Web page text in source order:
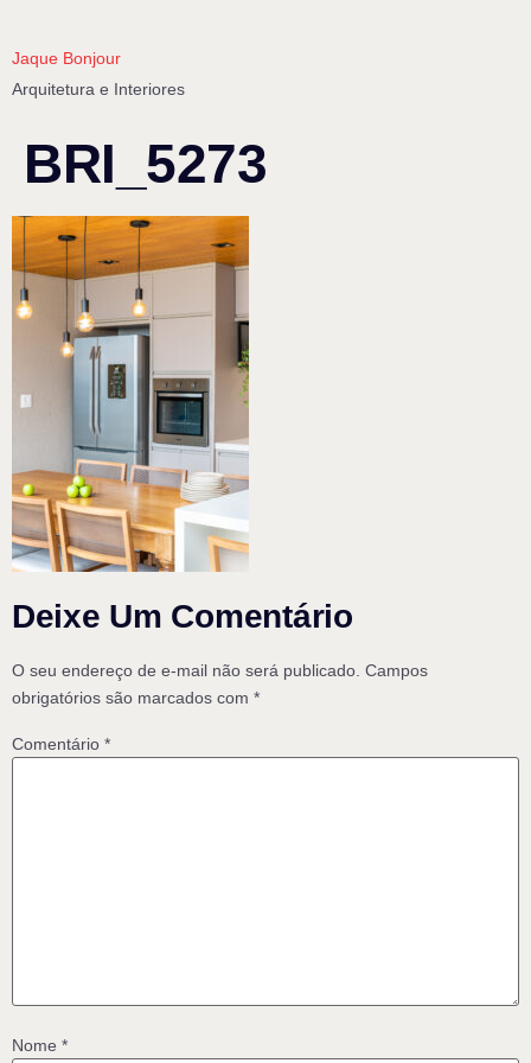
Jaque Bonjour
Arquitetura e Interiores
BRI_5273
Deixe Um Comentário
O seu endereço de e-mail não será publicado. Campos
obrigatórios são marcados com *
Comentário *
Nome *